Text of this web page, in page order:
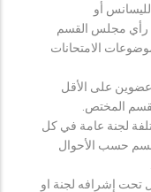
أو
رأي مجلس القسم
الامتحانات
على الأقل
المختص.
لجنة عامة في كل
حسب الأحوال
تحت إشرافه لجنة او